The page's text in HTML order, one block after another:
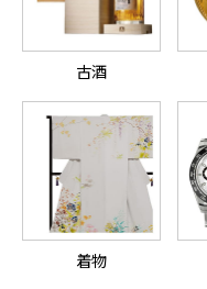
古酒
着物